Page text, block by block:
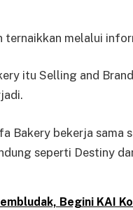
melalui
itu Selling and
Bakery bekerja sama
seperti Destiny
Begini KAI